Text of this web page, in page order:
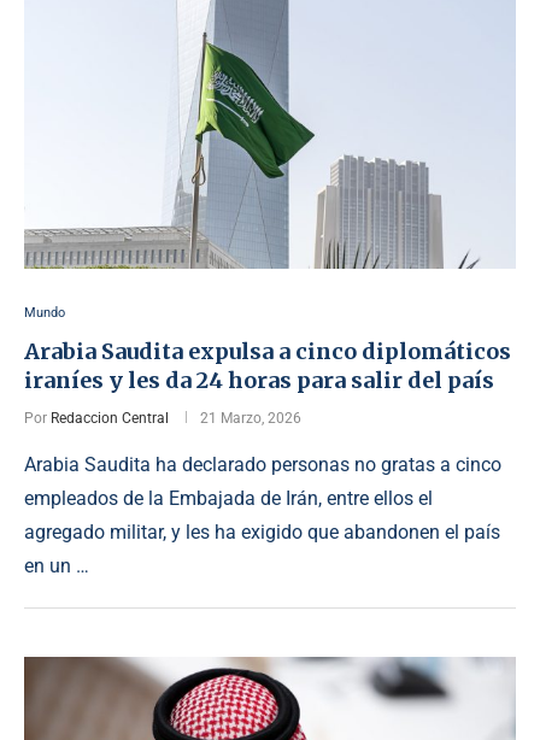
Mundo
Arabia Saudita expulsa a cinco diplomáticos
iraníes y les da 24 horas para salir del país
Por Redaccion Central 21 Marzo, 2026
Arabia Saudita ha declarado personas no gratas a cinco
empleados de la Embajada de Irán, entre ellos el
agregado militar, y les ha exigido que abandonen el país
en un …